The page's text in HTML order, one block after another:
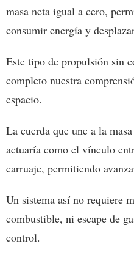
masa neta igual a cero,
consumir energía y
Este tipo de propulsión sin
completo nuestra
espacio.
La cuerda que une a la
actuaría como el vínculo
carruaje, permitiendo
Un sistema así no requiere
combustible, ni escape de
control.